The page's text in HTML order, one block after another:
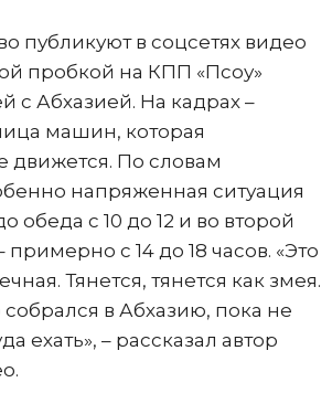
публикуют в соцсетях видео
пробкой на КПП «Псоу»
с Абхазией. На кадрах –
машин, которая
движется. По словам
напряженная ситуация
обеда с 10 до 12 и во второй
с 14 до 18 часов. «Это
Тянется, тянется как змея.
собрался в Абхазию, пока не
ехать», – рассказал автор